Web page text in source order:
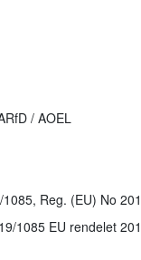
/ AOEL
: Eredeti RMS UK volt.